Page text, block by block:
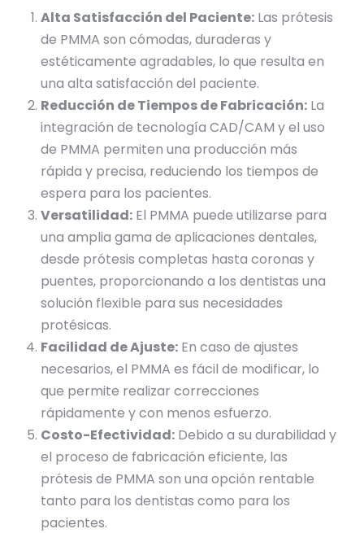
Alta Satisfacción del Paciente: Las prótesis
de PMMA son cómodas, duraderas y
estéticamente agradables, lo que resulta en
una alta satisfacción del paciente.
Reducción de Tiempos de Fabricación: La
integración de tecnología CAD/CAM y el uso
de PMMA permiten una producción más
rápida y precisa, reduciendo los tiempos de
espera para los pacientes.
Versatilidad: El PMMA puede utilizarse para
una amplia gama de aplicaciones dentales,
desde prótesis completas hasta coronas y
puentes, proporcionando a los dentistas una
solución flexible para sus necesidades
protésicas.
Facilidad de Ajuste: En caso de ajustes
necesarios, el PMMA es fácil de modificar, lo
que permite realizar correcciones
rápidamente y con menos esfuerzo.
Costo-Efectividad: Debido a su durabilidad y
el proceso de fabricación eficiente, las
prótesis de PMMA son una opción rentable
tanto para los dentistas como para los
pacientes.